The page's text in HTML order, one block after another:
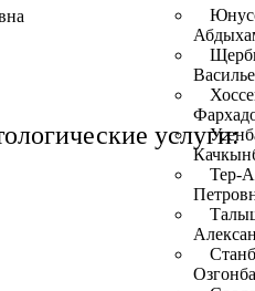
Тер-
услуги: